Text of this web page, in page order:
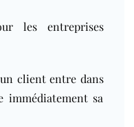
les entreprises
client entre dans
immédiatement sa